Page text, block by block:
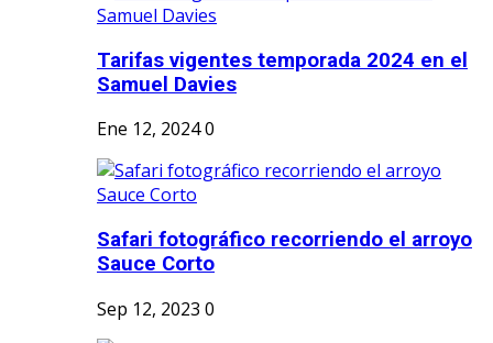
Tarifas vigentes temporada 2024 en el
Samuel Davies
Ene 12, 20240
Safari fotográfico recorriendo el arroyo
Sauce Corto
Sep 12, 2023 0